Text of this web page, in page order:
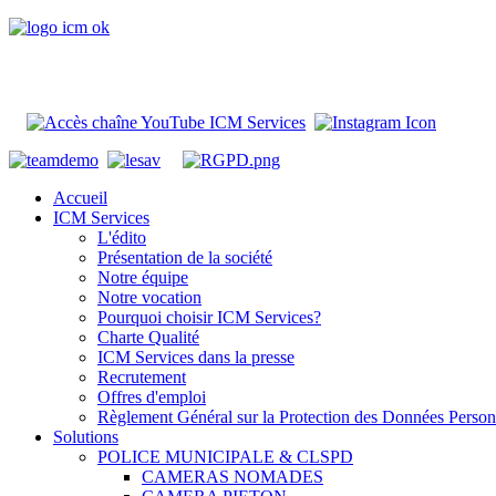
Accueil
ICM Services
L'édito
Présentation de la société
Notre équipe
Notre vocation
Pourquoi choisir ICM Services?
Charte Qualité
ICM Services dans la presse
Recrutement
Offres d'emploi
Règlement Général sur la Protection des Données
Solutions
POLICE MUNICIPALE & CLSPD
CAMERAS NOMADES